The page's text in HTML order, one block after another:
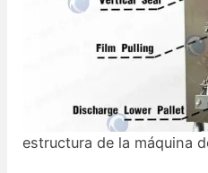
estructura de la máquina